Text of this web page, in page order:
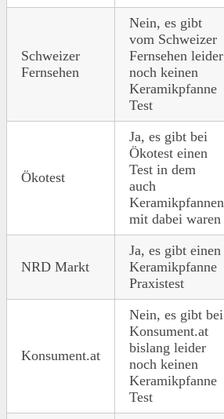
Schweizer
Fernsehen
Nein, es gibt
vom Schweizer
Fernsehen leider
noch keinen
Keramikpfanne
Test
Ökotest
Ja, es gibt bei
Ökotest einen
Test in dem
auch
Keramikpfannen
mit dabei waren
NRD Markt
Ja, es gibt einen
Keramikpfanne
Praxistest
Konsument.at
Nein, es gibt bei
Konsument.at
bislang leider
noch keinen
Keramikpfanne
Test